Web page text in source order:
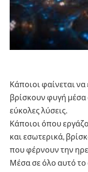
Κάποιοι φαίνεται
βρίσκουν φυγή μέσα
εύκολες λύσεις.
Κάποιοι όπου
και εσωτερικά,
που φέρνουν την
Μέσα σε όλο αυτό το